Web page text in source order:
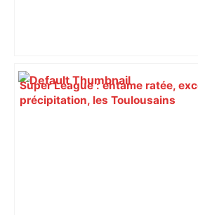
Super League : entame ratée,
précipitation, les Toulousains